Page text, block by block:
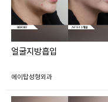
얼굴지방흡입
에이탑성형외과